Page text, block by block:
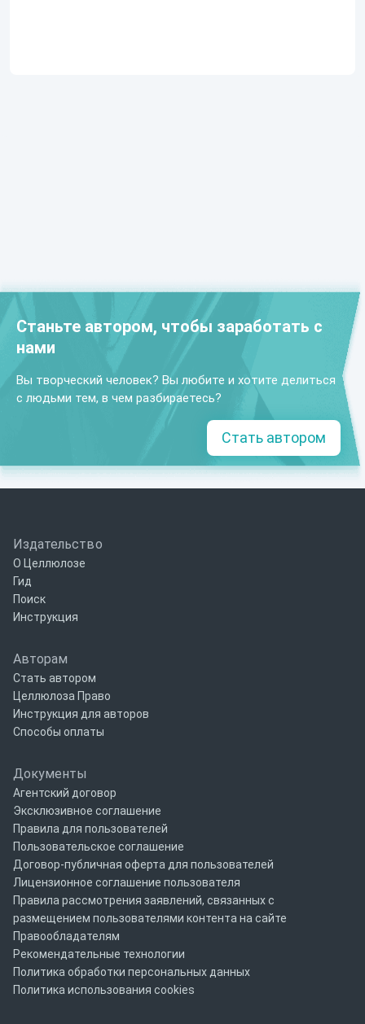
Станьте автором, чтобы заработать с
нами
Вы творческий человек? Вы любите и хотите делиться
с людьми тем, в чем разбираетесь?
Стать автором
Издательство
О Целлюлозе
Гид
Поиск
Инструкция
Авторам
Стать автором
Целлюлоза Право
Инструкция для авторов
Способы оплаты
Документы
Агентский договор
Эксклюзивное соглашение
Правила для пользователей
Пользовательское соглашение
Договор-публичная оферта для пользователей
Лицензионное соглашение пользователя
Правила рассмотрения заявлений, связанных с
размещением пользователями контента на сайте
Правообладателям
Рекомендательные технологии
Политика обработки персональных данных
Политика использования cookies